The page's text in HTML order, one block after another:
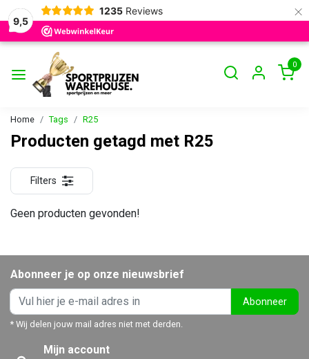
9,5
1235 Reviews ×
0
Home Tags R25
Producten getagd met R25
Filters
Geen producten gevonden!
Abonneer je op onze nieuwsbrief
Abonneer
* Wij delen jouw mail adres niet met derden.
Mijn account